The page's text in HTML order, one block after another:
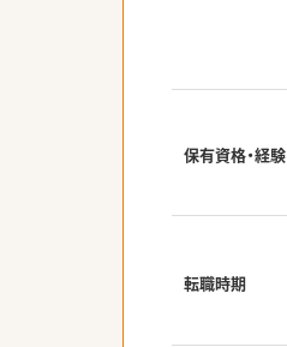
保有資格・経験
転職時期